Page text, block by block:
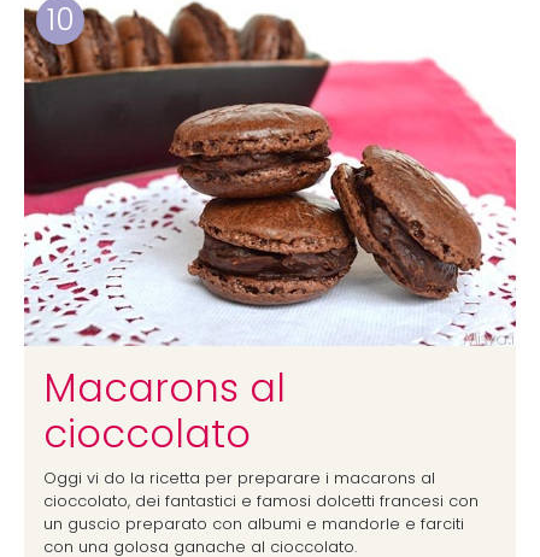
10
Macarons al
cioccolato
Oggi vi do la ricetta per preparare i macarons al
cioccolato, dei fantastici e famosi dolcetti francesi con
un guscio preparato con albumi e mandorle e farciti
con una golosa ganache al cioccolato.